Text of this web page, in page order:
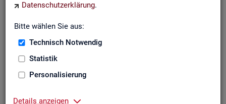
Datenschutzerklärung.
Bitte wählen Sie aus:
Technisch Notwendig
Statistik
Personalisierung
Details anzeigen
Sie be­nö­ti­gen auf Ihre Fra­ge­stel­lung zu­ge­schnit­te­ne Son­der­
Ihr Sta­tis­tik-Ser­vice hilft Ihnen wei­ter!
Zen­tra­ler Sta­tis­tik-Ser­vice